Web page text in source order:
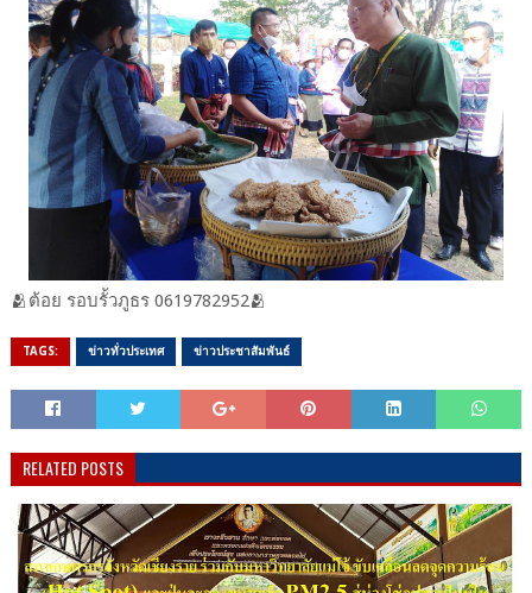
🫂ต้อย​ รอบ​รั้ว​ภูธร​ 0619782952​🫂
TAGS: ข่าวทั่วประเทศ ข่าวประชาสัมพันธ์
RELATED POSTS